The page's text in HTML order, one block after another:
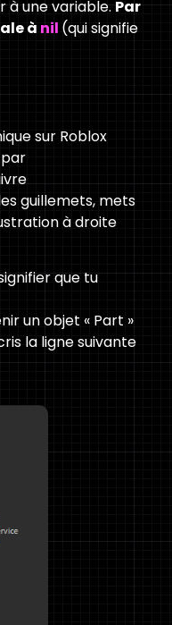
à une variable.Par
à nil (qui signifie
sur Roblox
guillemets, mets
à droite
que tu
un objet « Part »
la ligne suivante